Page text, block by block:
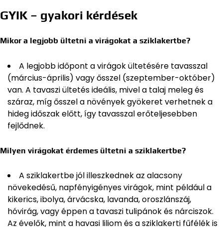
GYIK – gyakori kérdések
Mikor a legjobb ültetni a virágokat a sziklakertbe?
A legjobb időpont a virágok ültetésére tavasszal
(március-április) vagy ősszel (szeptember-október)
van. A tavaszi ültetés ideális, mivel a talaj meleg és
száraz, míg ősszel a növények gyökeret verhetnek a
hideg időszak előtt, így tavasszal erőteljesebben
fejlődnek.
Milyen virágokat érdemes ültetni a sziklakertbe?
A sziklakertbe jól illeszkednek az alacsony
növekedésű, napfényigényes virágok, mint például a
kikerics, ibolya, árvácska, lavanda, oroszlánszáj,
hóvirág, vagy éppen a tavaszi tulipánok és nárciszok.
Az évelők, mint a havasi liliom és a sziklakerti fűfélék is